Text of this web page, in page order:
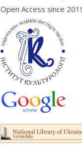
Open Access since